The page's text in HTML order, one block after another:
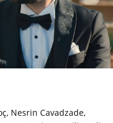
Nesrin Cavadzade,